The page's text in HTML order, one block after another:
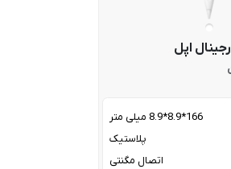
اپل
166*8.9*8.9 میلی متر
پلاستیک
اتصال مگنتی